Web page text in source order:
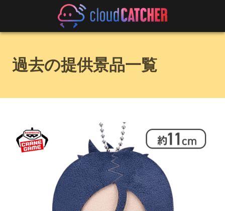
過去の提供景品一覧